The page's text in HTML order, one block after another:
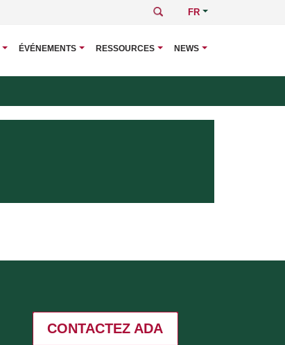
Rechercher
Select
ÉVÉNEMENTS RESSOURCES NEWS
CONTACTEZ ADA